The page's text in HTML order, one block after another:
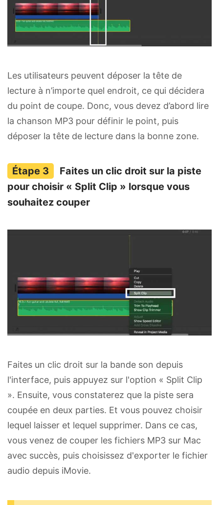
Les utilisateurs peuvent déposer la tête de
lecture à n’importe quel endroit, ce qui décidera
du point de coupe. Donc, vous devez d’abord lire
la chanson MP3 pour définir le point, puis
déposer la tête de lecture dans la bonne zone.
Faites un clic droit sur la piste
pour choisir « Split Clip » lorsque vous
souhaitez couper
Faites un clic droit sur la bande son depuis
l'interface, puis appuyez sur l'option « Split Clip
». Ensuite, vous constaterez que la piste sera
coupée en deux parties. Et vous pouvez choisir
lequel laisser et lequel supprimer. Dans ce cas,
vous venez de couper les fichiers MP3 sur Mac
avec succès, puis choisissez d'exporter le fichier
audio depuis iMovie.